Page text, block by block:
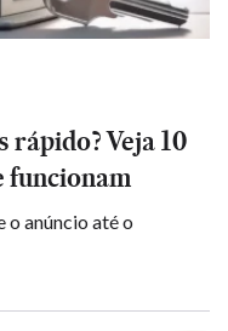
rápido? Veja 10
funcionam
o anúncio até o